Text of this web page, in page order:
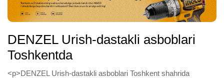
DENZEL Urish-dastakli asboblari
Toshkentda
<p>DENZEL Urish-dastakli asboblari Toshkent shahrida